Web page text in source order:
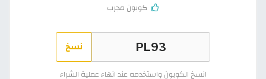
كوبون مجرب
نسخ
انسخ الكوبون واستخدمه عند انهاء عملية الشراء